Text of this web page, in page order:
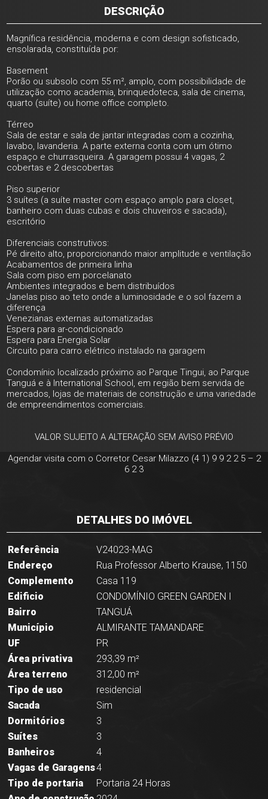
DESCRIÇÃO
Magnífica residência, moderna e com design sofisticado,
ensolarada, constituída por:
Basement
Porão ou subsolo com 55 m², amplo, com possibilidade de
utilização como academia, brinquedoteca, sala de cinema,
quarto (suíte) ou home office completo.
Térreo
Sala de estar e sala de jantar integradas com a cozinha,
lavabo, lavanderia. A parte externa conta com um ótimo
espaço e churrasqueira. A garagem possui 4 vagas, 2
cobertas e 2 descobertas
Piso superior
3 suítes (a suíte master com espaço amplo para closet,
banheiro com duas cubas e dois chuveiros e sacada),
escritório
Diferenciais construtivos:
Pé direito alto, proporcionando maior amplitude e ventilação
Acabamentos de primeira linha
Sala com piso em porcelanato
Ambientes integrados e bem distribuídos
Janelas piso ao teto onde a luminosidade e o sol fazem a
diferença
Venezianas externas automatizadas
Espera para ar-condicionado
Espera para Energia Solar
Circuito para carro elétrico instalado na garagem
Condomínio localizado próximo ao Parque Tingui, ao Parque
Tanguá e à International School, em região bem servida de
mercados, lojas de materiais de construção e uma variedade
de empreendimentos comerciais.
VALOR SUJEITO A ALTERAÇÃO SEM AVISO PRÉVIO
Agendar visita com o Corretor Cesar Milazzo (4 1) 9 9 2 2 5 – 2
6 2 3
DETALHES DO IMÓVEL
Referência
V24023-MAG
Endereço
Rua Professor Alberto Krause, 1150
Complemento
Casa 119
Edificio
CONDOMÍNIO GREEN GARDEN I
Bairro
TANGUÁ
Município
ALMIRANTE TAMANDARE
UF
PR
Área privativa
293,39 m²
Área terreno
312,00 m²
Tipo de uso
residencial
Sacada
Sim
Dormitórios
3
Suítes
3
Banheiros
4
Vagas de Garagens4
Tipo de portaria
Portaria 24 Horas